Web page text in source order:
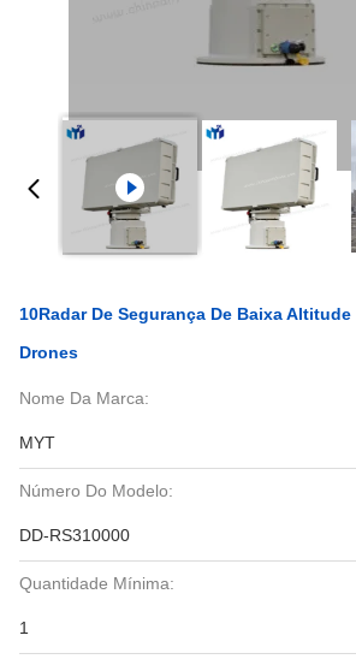
10Radar De Segurança De Baixa
Drones
Nome Da Marca:
MYT
Número Do Modelo:
DD-RS310000
Quantidade Mínima:
1